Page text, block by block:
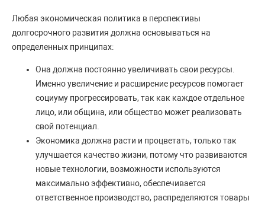
Любая экономическая политика в перспективы
долгосрочного развития должна основываться на
определенных принципах:
Она должна постоянно увеличивать свои ресурсы.
Именно увеличение и расширение ресурсов помогает
социуму прогрессировать, так как каждое отдельное
лицо, или община, или общество может реализовать
свой потенциал.
Экономика должна расти и процветать, только так
улучшается качество жизни, потому что развиваются
новые технологии, возможности используются
максимально эффективно, обеспечивается
ответственное производство, распределяются товары